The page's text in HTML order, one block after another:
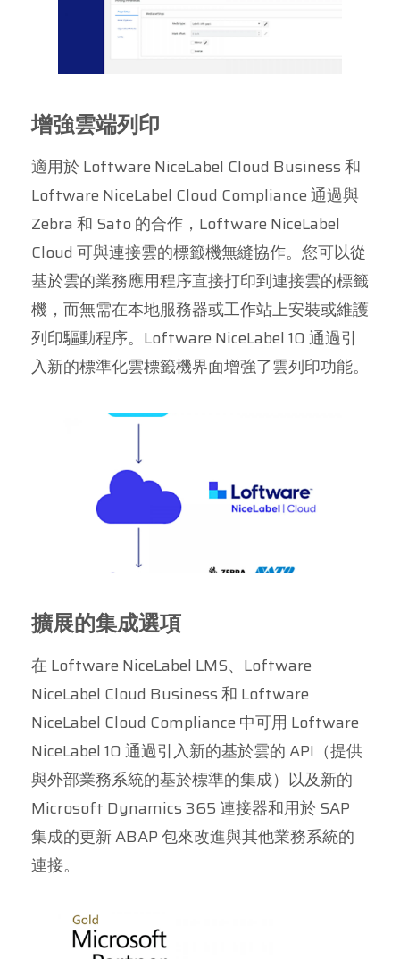
增強雲端列印
適用於 Loftware NiceLabel Cloud Business 和
Loftware NiceLabel Cloud Compliance 通過與
Zebra 和 Sato 的合作，Loftware NiceLabel
Cloud 可與連接雲的標籤機無縫協作。您可以從
基於雲的業務應用程序直接打印到連接雲的標籤
機，而無需在本地服務器或工作站上安裝或維護
列印驅動程序。Loftware NiceLabel 10 通過引
入新的標準化雲標籤機界面增強了雲列印功能。
擴展的集成選項
在 Loftware NiceLabel LMS、Loftware
NiceLabel Cloud Business 和 Loftware
NiceLabel Cloud Compliance 中可用 Loftware
NiceLabel 10 通過引入新的基於雲的 API（提供
與外部業務系統的基於標準的集成）以及新的
Microsoft Dynamics 365 連接器和用於 SAP
集成的更新 ABAP 包來改進與其他業務系統的
連接。